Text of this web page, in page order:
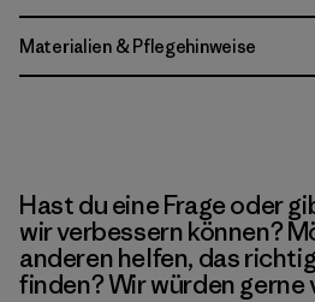
Materialien & Pflegehinweise
Hast du eine Frage oder
wir verbessern können?
anderen helfen, das
finden? Wir würden gerne